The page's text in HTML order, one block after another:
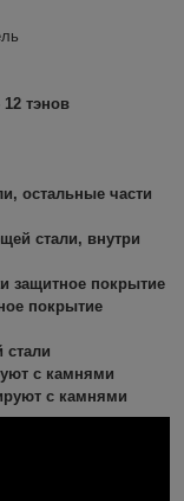
12 тэнов
остальные части
стали, внутри
защитное покрытие
покрытие
с камнями
с камнями